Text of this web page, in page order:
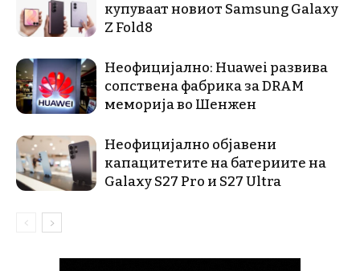
купуваат новиот Samsung Galaxy
Z Fold8
Неофицијално: Huawei развива
сопствена фабрика за DRAM
меморија во Шенжен
Неофицијално објавени
капацитетите на батериите на
Galaxy S27 Pro и S27 Ultra